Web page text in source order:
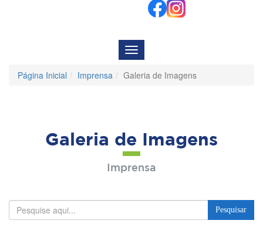
Menu
de
Navegação
Página Inicial Imprensa Galeria de Imagens
Galeria de Imagens
Imprensa
Pesquisar